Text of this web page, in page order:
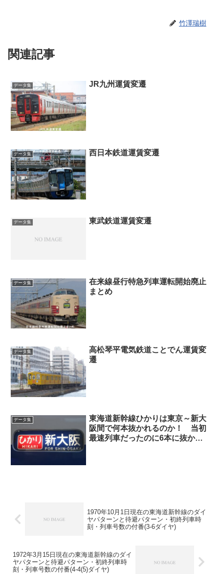
竹澤瑞樹
関連記事
データ集 JR九州運賃変遷
データ集 西日本鉄道運賃変遷
データ集 東武鉄道運賃変遷
データ集
在来線昼行特急列車運転開始廃止
まとめ
データ集
高松琴平電気鉄道ことでん運賃変
遷
データ集
東海道新幹線ひかりは東京～新大
阪間で何本抜かれるのか！ 当初
最速列車だったのに6本に抜かれ
1970年10月1日現在の東海道新幹線のダイ
ヤパターンと待避パターン・初終列車時
刻・列車号数の付番(3-6ダイヤ)
1972年3月15日現在の東海道新幹線のダイ
ヤパターンと待避パターン・初終列車時
刻・列車号数の付番(4-4(5)ダイヤ)